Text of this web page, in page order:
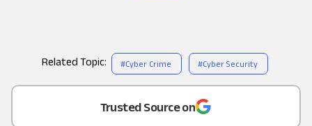
Add
as a
Trusted Source on
Related Topic: #Cyber Crime #Cyber Security